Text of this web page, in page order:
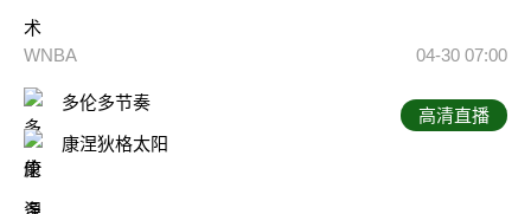
WNBA 04-30 07:00
多伦多节奏
康涅狄格太阳
高清直播